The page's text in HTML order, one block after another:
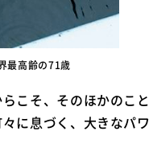
最高齢の71歳
こそ、そのほかのこと
に息づく、大きなパワ